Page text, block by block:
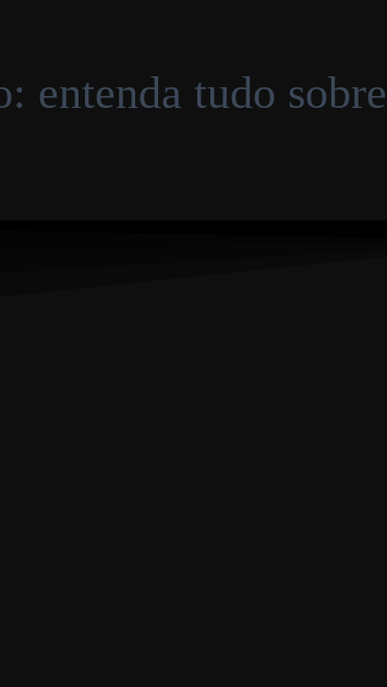
entenda tudo